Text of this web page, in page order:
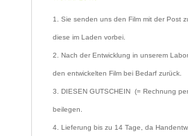
Sie senden uns den Film mit der Post
diese im Laden vorbei.
Nach der Entwicklung in unserem
den entwickelten Film bei Bedarf zurück.
DIESEN GUTSCHEIN (= Rechnung
beilegen.
Lieferung bis zu 14 Tage, da